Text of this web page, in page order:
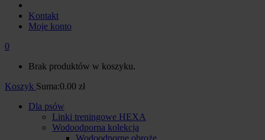
Kontakt
Moje konto
0
Brak produktów w koszyku.
Koszyk Suma:0.00 zł
Dla psów
Linki treningowe HEXA
Wodoodporna kolekcja
Wodoodporne obroże